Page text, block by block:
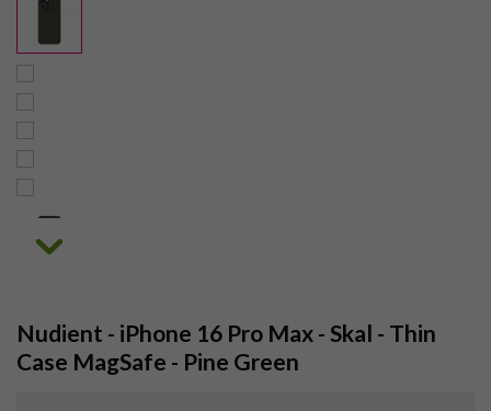
Nudient - iPhone 16 Pro Max - Skal - Thin
Case MagSafe - Pine Green